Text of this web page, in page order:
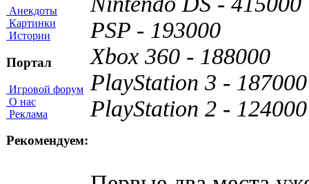
Анекдоты
Картинки
Истории
Портал
Игровой форум
О нас
Реклама
Рекомендуем:
PSP - 193000
Xbox 360 - 188000
PlayStation 3 - 187000
PlayStation 2 - 124000